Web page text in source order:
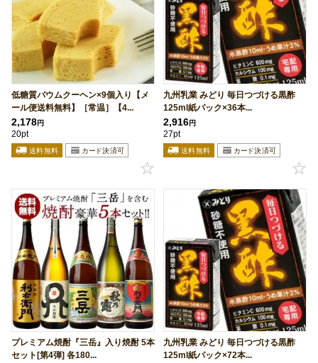
低糖質バウムクーヘン×9個入り【メ
ール便送料無料】［常温］【4...
2,178円
20pt
九州乳業 みどり 毎日つづける黒酢
125ml紙パック×36本...
2,916円
27pt
プレミアム焼酎『三岳』入り焼酎 5本
セット[第4弾] 各180...
九州乳業 みどり 毎日つづける黒酢
125ml紙パック×72本...